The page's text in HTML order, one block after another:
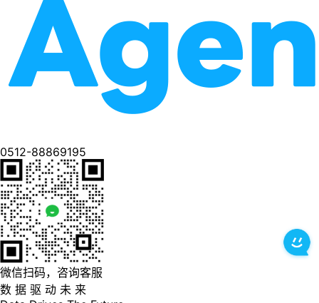
0512-88869195
微信扫码，咨询客服
数 据 驱 动 未 来